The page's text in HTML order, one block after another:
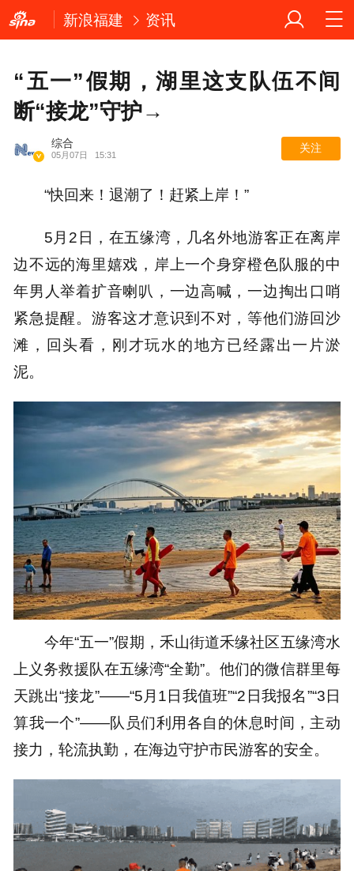
新浪福建 资讯
“五一”假期，湖里这支队伍不间
断“接龙”守护→
综合
05月07日 15:31
关注
“快回来！退潮了！赶紧上岸！”
5月2日，在五缘湾，几名外地游客正在离岸
边不远的海里嬉戏，岸上一个身穿橙色队服的中
年男人举着扩音喇叭，一边高喊，一边掏出口哨
紧急提醒。游客这才意识到不对，等他们游回沙
滩，回头看，刚才玩水的地方已经露出一片淤
泥。
今年“五一”假期，禾山街道禾缘社区五缘湾水
上义务救援队在五缘湾“全勤”。他们的微信群里每
天跳出“接龙”——“5月1日我值班”“2日我报名”“3日
算我一个”——队员们利用各自的休息时间，主动
接力，轮流执勤，在海边守护市民游客的安全。